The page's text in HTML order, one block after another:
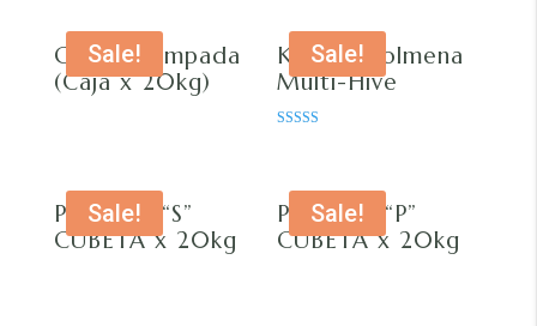
Sale!
Cera Estampada
(Caja x 20kg)
Sale!
KIT de Colmena
Multi-Hive
Sale!
PRO Sisa “S”
CUBETA x 20kg
Sale!
PRO Sisa “P”
CUBETA x 20kg